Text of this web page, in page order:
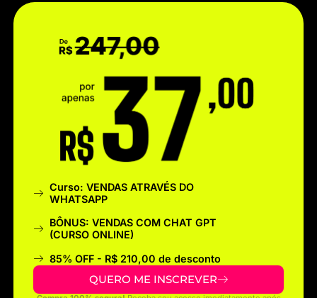
Curso: VENDAS ATRAVÉS DO
WHATSAPP
BÔNUS: VENDAS COM CHAT GPT
(CURSO ONLINE)
85% OFF - R$ 210,00 de desconto
QUERO ME INSCREVER